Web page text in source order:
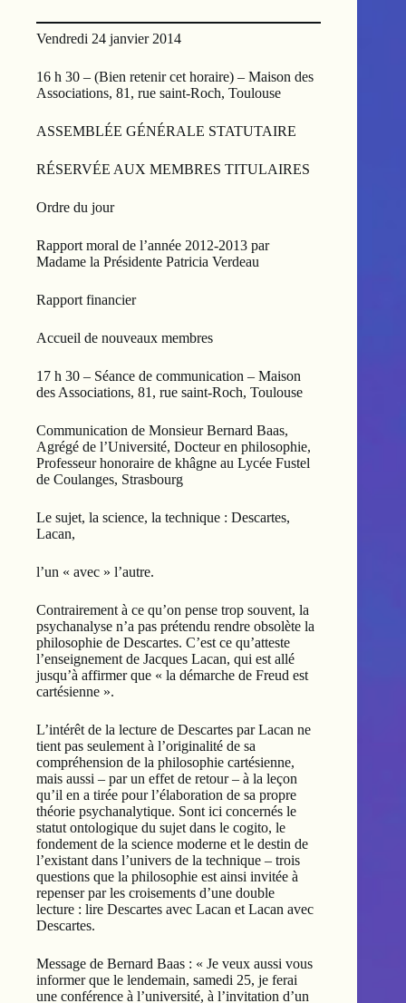
Vendredi 24 janvier 2014
16 h 30 – (Bien retenir cet horaire) – Maison des
Associations, 81, rue saint-Roch, Toulouse
ASSEMBLÉE GÉNÉRALE STATUTAIRE
RÉSERVÉE AUX MEMBRES TITULAIRES
Ordre du jour
Rapport moral de l’année 2012-2013 par
Madame la Présidente Patricia Verdeau
Rapport financier
Accueil de nouveaux membres
17 h 30 – Séance de communication – Maison
des Associations, 81, rue saint-Roch, Toulouse
Communication de Monsieur Bernard Baas,
Agrégé de l’Université, Docteur en philosophie,
Professeur honoraire de khâgne au Lycée Fustel
de Coulanges, Strasbourg
Le sujet, la science, la technique : Descartes,
Lacan,
l’un « avec » l’autre.
Contrairement à ce qu’on pense trop souvent, la
psychanalyse n’a pas prétendu rendre obsolète la
philosophie de Descartes. C’est ce qu’atteste
l’enseignement de Jacques Lacan, qui est allé
jusqu’à affirmer que « la démarche de Freud est
cartésienne ».
L’intérêt de la lecture de Descartes par Lacan ne
tient pas seulement à l’originalité de sa
compréhension de la philosophie cartésienne,
mais aussi – par un effet de retour – à la leçon
qu’il en a tirée pour l’élaboration de sa propre
théorie psychanalytique. Sont ici concernés le
statut ontologique du sujet dans le cogito, le
fondement de la science moderne et le destin de
l’existant dans l’univers de la technique – trois
questions que la philosophie est ainsi invitée à
repenser par les croisements d’une double
lecture : lire Descartes avec Lacan et Lacan avec
Descartes.
Message de Bernard Baas : « Je veux aussi vous
informer que le lendemain, samedi 25, je ferai
une conférence à l’université, à l’invitation d’un